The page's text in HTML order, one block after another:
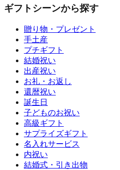
ギフトシーンから探す
贈り物・プレゼント
手土産
プチギフト
結婚祝い
出産祝い
お礼・お返し
還暦祝い
誕生日
子どものお祝い
高級ギフト
サプライズギフト
名入れサービス
内祝い
結婚式・引き出物